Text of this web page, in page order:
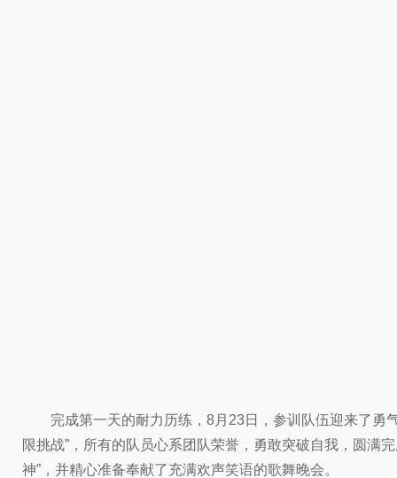
完成第一天的耐力历练，8月23日，参训队伍迎来了勇
限挑战”，所有的队员心系团队荣誉，勇敢突破自我，圆满
神”，并精心准备奉献了充满欢声笑语的歌舞晚会。